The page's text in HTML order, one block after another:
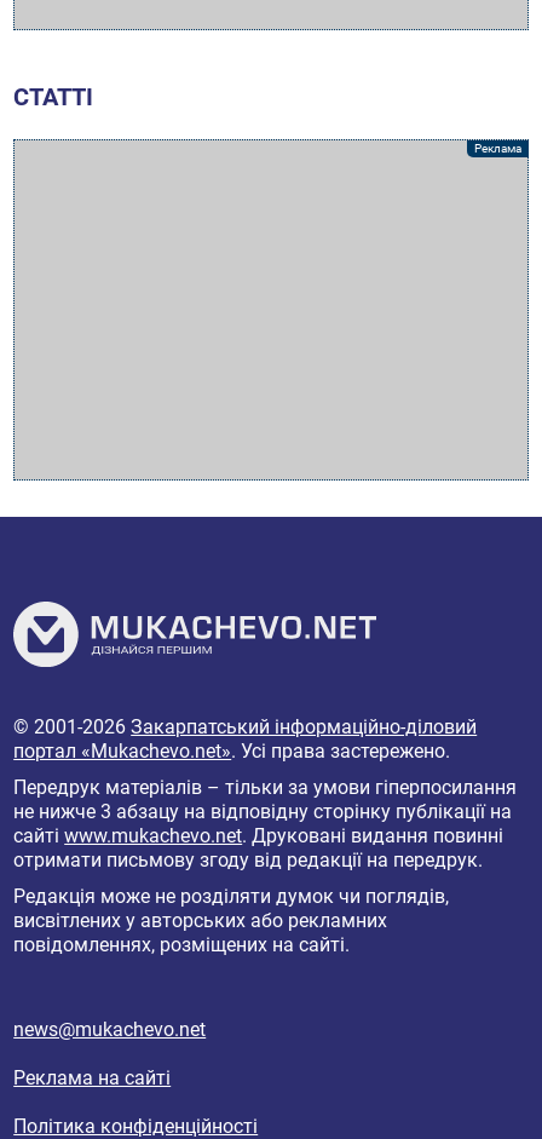
СТАТТІ
© 2001-2026Закарпатський інформаційно-діловий
портал «Mukachevo.net». Усі права застережено.
Передрук матеріалів – тільки за умови гіперпосилання
не нижче 3 абзацу на відповідну сторінку публікації на
сайтіwww.mukachevo.net. Друковані видання повинні
отримати письмову згоду від редакції на передрук.
Редакція може не розділяти думок чи поглядів,
висвітлених у авторських або рекламних
повідомленнях, розміщених на сайті.
news@mukachevo.net
Реклама на сайті
Політика конфіденційності